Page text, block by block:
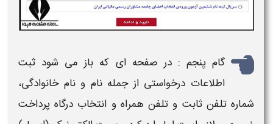
گام پنجم : در صفحه ای که باز می شود ثبت
اطلاعات درخواستی از جمله نام و نام خانوادگی،
شماره تلفن ثابت و تلفن همراه و انتخاب درگاه پرداخت